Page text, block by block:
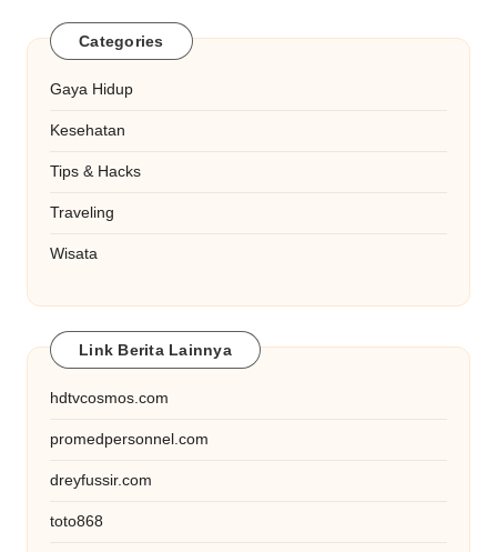
Categories
Gaya Hidup
Kesehatan
Tips & Hacks
Traveling
Wisata
Link Berita Lainnya
hdtvcosmos.com
promedpersonnel.com
dreyfussir.com
toto868